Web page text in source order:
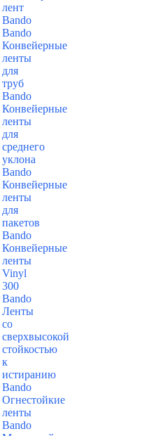
лент
Bando
Bando
Конвейерные
ленты
для
труб
Bando
Конвейерные
ленты
для
среднего
уклона
Bando
Конвейерные
ленты
для
пакетов
Bando
Конвейерные
ленты
Vinyl
300
Bando
Ленты
со
сверхвысокой
стойкостью
к
истиранию
Bando
Огнестойкие
ленты
Bando